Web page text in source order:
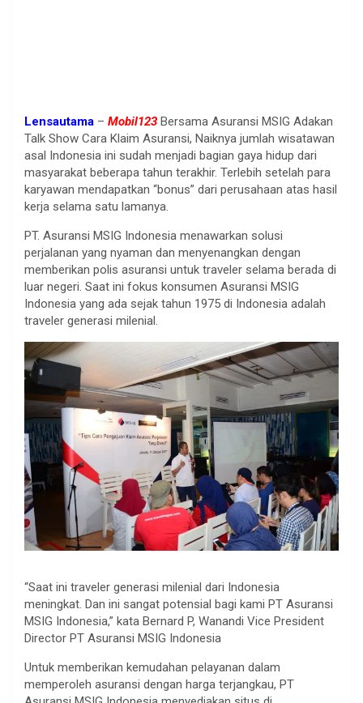
Lensautama – Mobil123 Bersama Asuransi MSIG Adakan
Talk Show Cara Klaim Asuransi, Naiknya jumlah wisatawan
asal Indonesia ini sudah menjadi bagian gaya hidup dari
masyarakat beberapa tahun terakhir. Terlebih setelah para
karyawan mendapatkan “bonus” dari perusahaan atas hasil
kerja selama satu lamanya.
PT. Asuransi MSIG Indonesia menawarkan solusi
perjalanan yang nyaman dan menyenangkan dengan
memberikan polis asuransi untuk traveler selama berada di
luar negeri. Saat ini fokus konsumen Asuransi MSIG
Indonesia yang ada sejak tahun 1975 di Indonesia adalah
traveler generasi milenial.
“Saat ini traveler generasi milenial dari Indonesia
meningkat. Dan ini sangat potensial bagi kami PT Asuransi
MSIG Indonesia,” kata Bernard P, Wanandi Vice President
Director PT Asuransi MSIG Indonesia
Untuk memberikan kemudahan pelayanan dalam
memperoleh asuransi dengan harga terjangkau, PT